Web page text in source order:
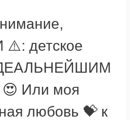
детское
😍 Или моя
любовь 💝 к